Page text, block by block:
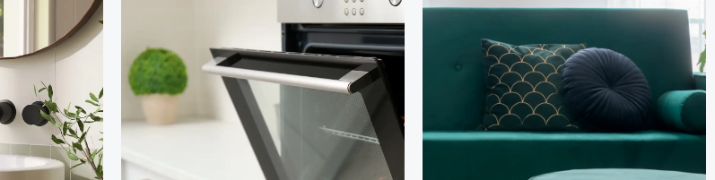
In den Warenkorb Ausführung wählen